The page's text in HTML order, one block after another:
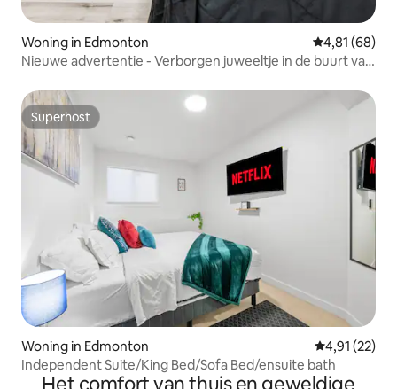
Woning in Edmonton Gemiddelde
4,81 (68)
Nieuwe advertentie - Verborgen juweeltje in de buurt van
Superhost
Superhost
Woning in Edmonton Gemiddelde
4,91 (22)
Independent Suite/King Bed/Sofa Bed/ensuite bath